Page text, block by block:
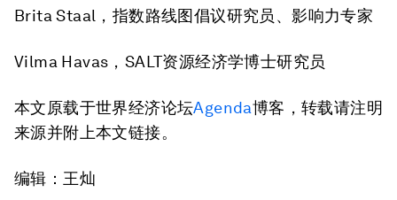
Brita Staal，指数路线图倡议研究员、影响力专家
Vilma Havas，SALT资源经济学博士研究员
本文原载于世界经济论坛Agenda博客，转载请注明
来源并附上本文链接。
编辑：王灿